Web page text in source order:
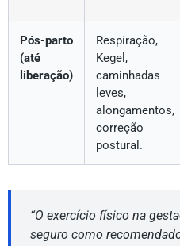
Pós-parto
(até
liberação)
Respiração,
Kegel,
caminhadas
leves,
alongamentos,
correção
postural.
“O exercício físico na
seguro como